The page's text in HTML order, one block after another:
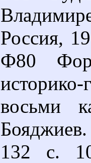
Россия,
Ф80
историко-
восьми
132 с.